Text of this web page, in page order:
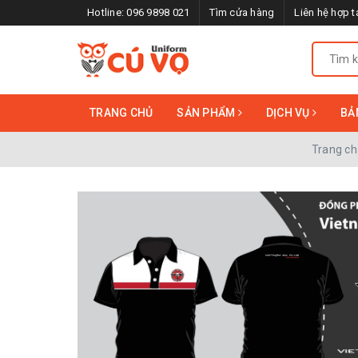
Hotline:096 9898 021 Tìm cửa hàng Liên hệ hợp
TRANG CHỦ SẢN PHẨM DỊCH VỤ
Trang